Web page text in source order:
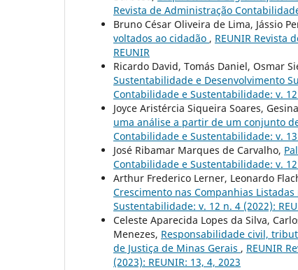
Revista de Administração
Bruno César Oliveira de Lima, Jássio
voltados ao cidadão , REUNIR Revista
REUNIR
Ricardo David, Tomás Daniel, Osmar
Sustentabilidade e Desenvolvimento
Contabilidade e Sustentabilidade: v. 12
Joyce Aristércia Siqueira Soares,
uma análise a partir de um conjunto
Contabilidade e Sustentabilidade: v. 13
José Ribamar Marques de Carvalho,
Contabilidade e Sustentabilidade: v. 12
Arthur Frederico Lerner, Leonardo
Crescimento nas Companhias Listadas
Sustentabilidade: v. 12 n. 4 (2022):
Celeste Aparecida Lopes da Silva,
Menezes, Responsabilidade civil,
de Justiça de Minas Gerais , REUNIR
(2023): REUNIR: 13, 4, 2023